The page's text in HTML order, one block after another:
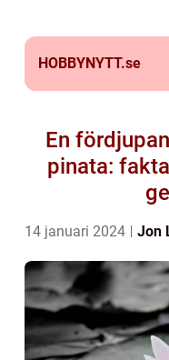
HOBBYNYTT.se
En
pinata:
14 januari 2024 Jon